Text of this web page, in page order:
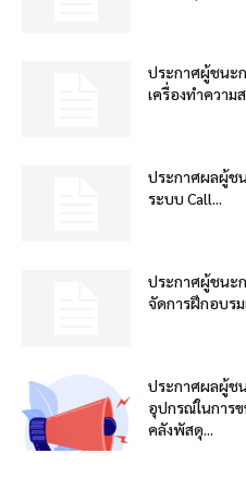
ประกาศผู้ชนะ
เครื่องทำความ
ประกาศผลผู้ชน
ระบบ Call...
ประกาศผู้ชนะก
จัดการฝึกอบร
ประกาศผลผู้ชน
อุปกรณ์ในการ
คลังพัสดุ...